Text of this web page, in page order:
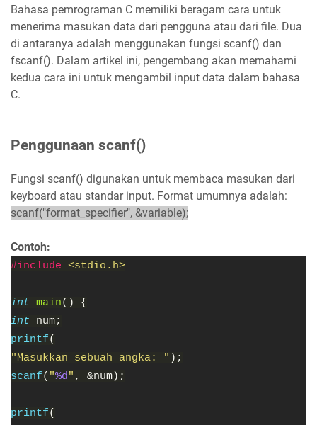
Bahasa pemrograman C memiliki beragam cara untuk
menerima masukan data dari pengguna atau dari file. Dua
di antaranya adalah menggunakan fungsi scanf() dan
fscanf(). Dalam artikel ini, pengembang akan memahami
kedua cara ini untuk mengambil input data dalam bahasa
C.
Penggunaan scanf()
Fungsi scanf() digunakan untuk membaca masukan dari
keyboard atau standar input. Format umumnya adalah:
scanf("format_specifier", &variable);
Contoh:
#include <stdio.h>
int main() {
int num;
printf(
"Masukkan sebuah angka: " );
scanf( "%d " , &num);
printf(